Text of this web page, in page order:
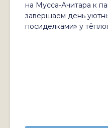
на Мусса-Ачитара к
завершаем день
посиделками» у